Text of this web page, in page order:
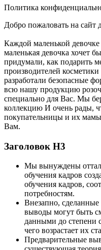
Политика
Добро пожаловать на сайт
Каждой маленькой
маленькая девочка хочет
придумали, как подарить
производителей
разработали безопасные
всю нашу продукцию
специально для Вас. Мы
коллекцию И очень рады,
покупательницы и их
Вам.
Заголовок Н3
Мы вынуждены
обучения кадров
обучения кадров,
потребностям.
Внезапно, сделанные
выводы могут быть
данными до степени
чего возрастает их
Предварительные